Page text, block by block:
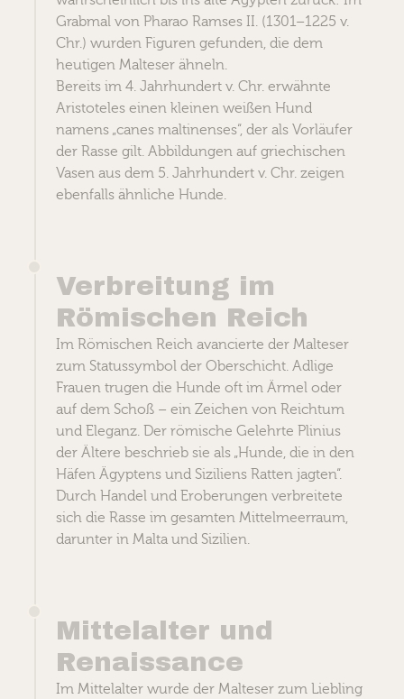
Grabmal von Pharao Ramses II. (1301–1225 v.
Chr.) wurden Figuren gefunden, die dem
heutigen Malteser ähneln.
Bereits im 4. Jahrhundert v. Chr. erwähnte
Aristoteles einen kleinen weißen Hund
namens „canes maltinenses“, der als Vorläufer
der Rasse gilt. Abbildungen auf griechischen
Vasen aus dem 5. Jahrhundert v. Chr. zeigen
ebenfalls ähnliche Hunde.
Verbreitung im
Römischen Reich
Im Römischen Reich avancierte der Malteser
zum Statussymbol der Oberschicht. Adlige
Frauen trugen die Hunde oft im Ärmel oder
auf dem Schoß – ein Zeichen von Reichtum
und Eleganz. Der römische Gelehrte Plinius
der Ältere beschrieb sie als „Hunde, die in den
Häfen Ägyptens und Siziliens Ratten jagten“.
Durch Handel und Eroberungen verbreitete
sich die Rasse im gesamten Mittelmeerraum,
darunter in Malta und Sizilien.
Mittelalter und
Renaissance
Im Mittelalter wurde der Malteser zum Liebling